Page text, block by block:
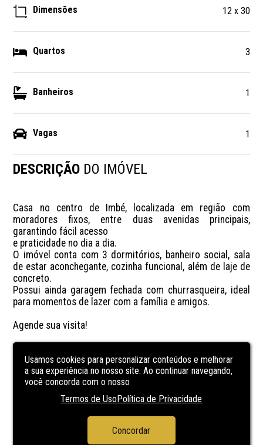
Dimensões 12 x 30
Quartos 3
Banheiros 1
Vagas 1
DESCRIÇÃO DO IMÓVEL
Casa no centro de Imbé, localizada em região com
moradores fixos, entre duas avenidas principais,
garantindo fácil acesso
e praticidade no dia a dia.
O imóvel conta com 3 dormitórios, banheiro social, sala
de estar aconchegante, cozinha funcional, além de laje de
concreto.
Possui ainda garagem fechada com churrasqueira, ideal
para momentos de lazer com a família e amigos.
Agende sua visita!
CARACTERÍSTICASDA UNIDADE
banheiro social
Churrasqueira
Usamos cookies para personalizar conteúdos e melhorar
a sua experiência no nosso site. Ao continuar navegando,
você concorda com o nosso
Termos de UsoPolítica de Privacidade
Concordar